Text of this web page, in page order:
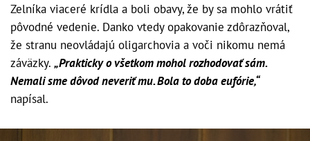
Zelníka viaceré krídla a boli obavy, že by sa mohlo vrátiť
pôvodné vedenie. Danko vtedy opakovanie zdôrazňoval,
že stranu neovládajú oligarchovia a voči nikomu nemá
záväzky. „Prakticky o všetkom mohol rozhodovať sám.
Nemali sme dôvod neveriť mu. Bola to doba eufórie,“
napísal.